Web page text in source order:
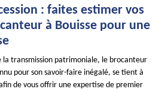
: faites estimer vos
à Bouisse pour une
transmission patrimoniale, le brocanteur
pour son savoir-faire inégalé, se tient à
de vous offrir une expertise de premier